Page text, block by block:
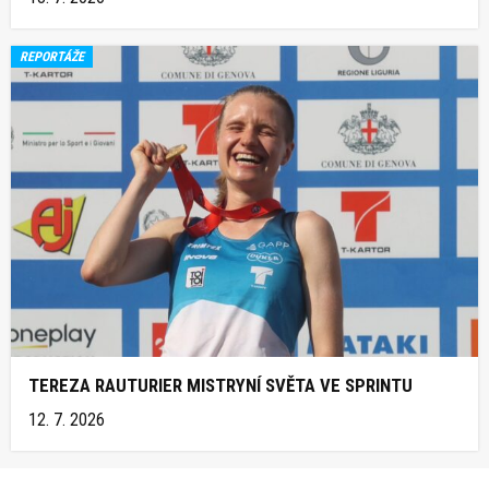
REPORTÁŽE
TEREZA RAUTURIER MISTRYNÍ SVĚTA VE SPRINTU
12. 7. 2026